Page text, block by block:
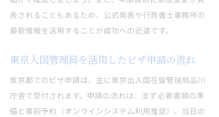
東京都のビザ申請で書類不備を防ぐ方法
東京都でのビザ申請における書類不備対策
ビザ申請時に確認すべき書類チェックリス
ト
表されることもあるため、公式発表や行政書士事務所の
最新情報を活用することが成功への近道です。
東京入国管理局を活用したビザ申請の流れ
東京都でのビザ申請は、主に東京出入国在留管理局品川
庁舎で受付されます。申請の流れは、まず必要書類の準
備と事前予約（オンラインシステム利用推奨）、当日の